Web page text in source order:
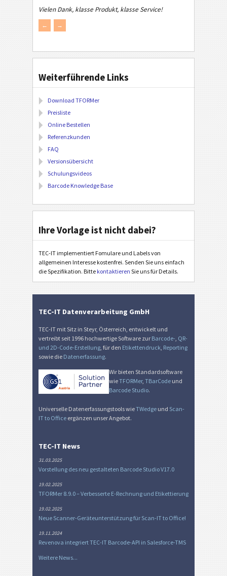
Vielen Dank, klasse Produkt, klasse Service!
← →
Weiterführende Links
Download TFORMer
Preisliste
Online Bestellen
Referenzkunden
FAQ
Versionsübersicht
Schulungsvideos
Barcode Knowledge Base
Ihre Vorlage ist nicht dabei?
TEC-IT implementiert Fomulare und Labels von
allgemeinen Interesse kostenfrei. Senden Sie uns einfach
die Spezifikation. Bitte kontaktieren Sie uns für Details.
TEC-IT Datenverarbeitung GmbH
TEC-IT mit Sitz in Steyr, Österreich, entwickelt und
vertreibt seit 1996 hochwertige Software zur Barcode-, QR-
und 2D-Code-Erstellung, für den Etikettendruck, Reporting
sowie die Datenerfassung.
Wir bieten Standardsoftware
wieTFORMer,TBarCode und
Barcode Studio.
Universelle Datenerfassungstools wieTWedge und Scan-
IT to Office ergänzen unser Angebot.
TEC-IT News
31.03.2025
Vorstellung des neu gestalteten Barcode Studio V17.0
19.02.2025
TFORMer 8.9.0 – Verbesserte E-Rechnung und Etikettierung
19.02.2025
Neue Scanner-Geräteunterstützung für Scan-IT to Office!
19.11.2024
Revenova integriert TEC-IT Barcode-API in Salesforce-TMS
Weitere News...